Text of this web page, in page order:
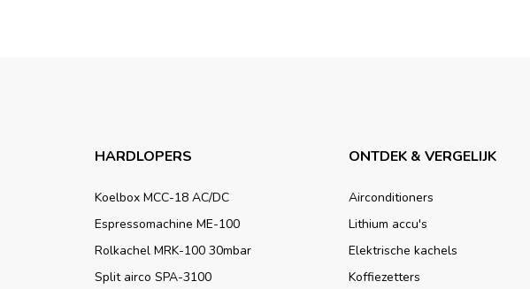
HARDLOPERS
Koelbox MCC-18 AC/DC
Espressomachine ME-100
Rolkachel MRK-100 30mbar
Split airco SPA-3100
ONTDEK & VERGELIJK
Airconditioners
Lithium accu's
Elektrische kachels
Koffiezetters